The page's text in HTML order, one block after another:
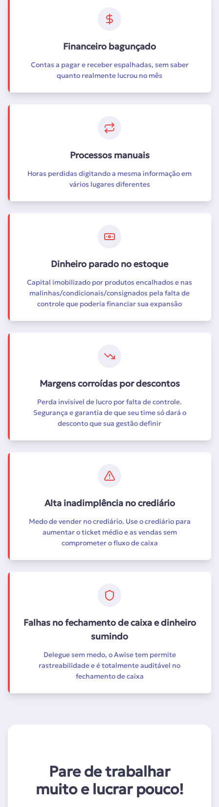
Financeiro bagunçado
Contas a pagar e receber espalhadas, sem saber
quanto realmente lucrou no mês
Processos manuais
Horas perdidas digitando a mesma informação em
vários lugares diferentes
Dinheiro parado no estoque
Capital imobilizado por produtos encalhados e nas
malinhas/condicionais/consignados pela falta de
controle que poderia financiar sua expansão
Margens corroídas por descontos
Perda invisível de lucro por falta de controle.
Segurança e garantia de que seu time só dará o
desconto que sua gestão definir
Alta inadimplência no crediário
Medo de vender no crediário. Use o crediário para
aumentar o ticket médio e as vendas sem
comprometer o fluxo de caixa
Falhas no fechamento de caixa e dinheiro
sumindo
Delegue sem medo, o Awise tem permite
rastreabilidade e é totalmente auditável no
fechamento de caixa
Pare de trabalhar
muito e lucrar pouco!